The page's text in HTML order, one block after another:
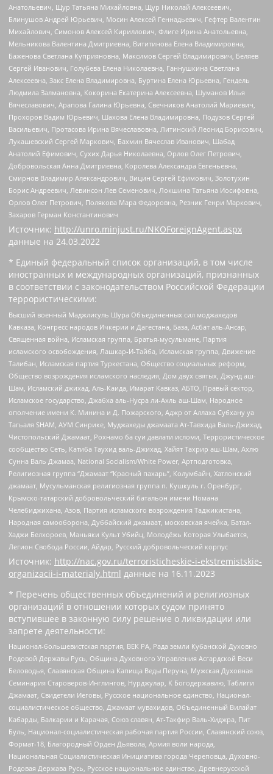
Анатольевич, Щур Татьяна Михайловна, Щур Николай Алексеевич,
Блинушов Андрей Юрьевич, Мосин Алексей Геннадьевич, Гефтер Валентин
Михайлович, Симонов Алексей Кириллович, Флиге Ирина Анатольевна,
Мельникова Валентина Дмитриевна, Вититинова Елена Владимировна,
Баженова Светлана Куприяновна, Максимов Сергей Владимирович, Беляев
Сергей Иванович, Голубева Елена Николаевна, Ганнушкина Светлана
Алексеевна, Закс Елена Владимировна, Буртина Елена Юрьевна, Гендель
Людмила Залмановна, Кокорина Екатерина Алексеевна, Шуманов Илья
Вячеславович, Арапова Галина Юрьевна, Свечников Анатолий Мариевич,
Прохоров Вадим Юрьевич, Шахова Елена Владимировна, Подузов Сергей
Васильевич, Протасова Ирина Вячеславовна, Литинский Леонид Борисович,
Лукашевский Сергей Маркович, Бахмин Вячеслав Иванович, Шабад
Анатолий Ефимович, Сухих Дарья Николаевна, Орлов Олег Петрович,
Добровольская Анна Дмитриевна, Королева Александра Евгеньевна,
Смирнов Владимир Александрович, Вицин Сергей Ефимович, Золотухин
Борис Андреевич, Левинсон Лев Семенович, Локшина Татьяна Иосифовна,
Орлов Олег Петрович, Полякова Мара Федоровна, Резник Генри Маркович,
Захаров Герман Константинович
Источник: http://unro.minjust.ru/NKOForeignAgent.aspx
данные на 24.03.2022
* Единый федеральный список организаций, в том числе
иностранных и международных организаций, признанных
в соответствии с законодательством Российской Федерации
террористическими:
Высший военный Маджлисуль Шура Объединенных сил моджахедов
Кавказа, Конгресс народов Ичкерии и Дагестана, База, Асбат аль-Ансар,
Священная война, Исламская группа, Братья-мусульмане, Партия
исламского освобождения, Лашкар-И-Тайба, Исламская группа, Движение
Талибан, Исламская партия Туркестана, Общество социальных реформ,
Общество возрождения исламского наследия, Дом двух святых, Джунд аш-
Шам, Исламский джихад, Аль-Каида, Имарат Кавказ, АБТО, Правый сектор,
Исламское государство, Джабха аль-Нусра ли-Ахль аш-Шам, Народное
ополчение имени К. Минина и Д. Пожарского, Аджр от Аллаха Субхану уа
Тагьаля SHAM, АУМ Синрике, Муджахеды джамаата Ат-Тавхида Валь-Джихад,
Чистопольский Джамаат, Рохнамо ба суи давлати исломи, Террористическое
сообщество Сеть, Катиба Таухид валь-Джихад, Хайят Тахрир аш-Шам, Ахлю
Сунна Валь Джамаа, National Socialism/White Power, Артподготовка,
Религиозная группа “Джамаат “Красный пахарь”, Колумбайн, Хатлонский
джамаат, Мусульманская религиозная группа п. Кушкуль г. Оренбург,
Крымско-татарский добровольческий батальон имени Номана
Челебиджихана, Азов, Партия исламского возрождения Таджикистана,
Народная самооборона, Дуббайский джамаат, московская ячейка, Батал-
Хаджи Белхороев, Маньяки Культ Убийц, Молодёжь Которая Улыбается,
Легион Свобода России, Айдар, Русский добровольческий корпус
Источник: http://nac.gov.ru/terroristicheskie-i-ekstremistskie-
organizacii-i-materialy.html данные на 16.11.2023
* Перечень общественных объединений и религиозных
организаций в отношении которых судом принято
вступившее в законную силу решение о ликвидации или
запрете деятельности:
Национал-большевистская партия, ВЕК РА, Рада земли Кубанской Духовно
Родовой Державы Русь, Община Духовного Управления Асгардской Веси
Беловодья, Славянская Община Капища Веды Перуна, Мужская Духовная
Семинария Староверов-Инглингов, Нурджулар, К Богодержавию, Таблиги
Джамаат, Свидетели Иеговы, Русское национальное единство, Национал-
социалистическое общество, Джамаат мувахидов, Объединенный Вилайат
Кабарды, Балкарии и Карачая, Союз славян, Ат-Такфир Валь-Хиджра, Пит
Буль, Национал-социалистическая рабочая партия России, Славянский союз,
Формат-18, Благородный Орден Дьявола, Армия воли народа,
Национальная Социалистическая Инициатива города Череповца, Духовно-
Родовая Держава Русь, Русское национальное единство, Древнерусской